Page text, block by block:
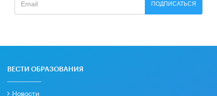
ПОДПИСАТЬСЯ
ВЕСТИ ОБРАЗОВАНИЯ
Новости